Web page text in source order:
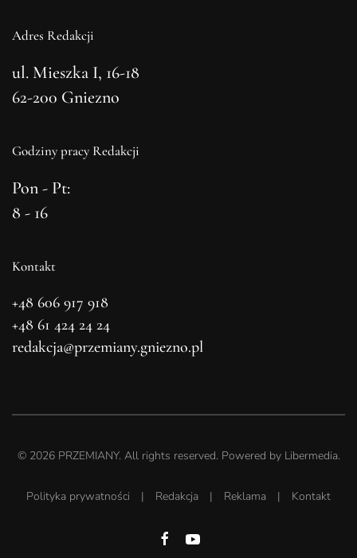
Adres Redakcji
ul. Mieszka I, 16-18
62-200 Gniezno
Godziny pracy Redakcji
Pon - Pt:
8 - 16
Kontakt
+48 606 917 918
+48 61 424 24 24
redakcja@przemiany.gniezno.pl
© 2026PRZEMIANY. All rights reserved. Powered by Libermedia.
Polityka prywatności | Redakcja | Reklama | Kontakt